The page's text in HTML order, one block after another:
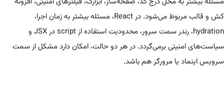
کش و قالب مربوط می‌شود. در React، مسئله بیشتر به زمان اجرا،
hydration، رندر سمت سرور، محدودیت استفاده از script در JSX و
برمی‌گردد. در هر دو حالت، امکان دارد مشکل از سمت
یا مرورگر هم باشد.